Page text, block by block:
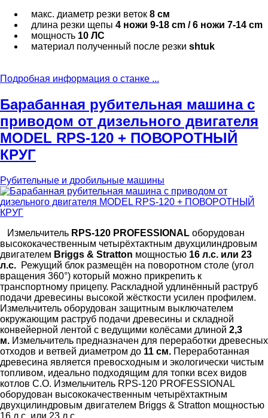
макс. диаметр резки веток 8 см
длина резки щепы 4 ножи 9-18 cm / 6 ножи 7-14 cm
мощность 10 ЛС
материал полученный после резки shtuk
Подробная информация о станке ...
Барабанная рубительная машина с
приводом от дизельного двигателя
MODEL RPS-120 + ПОВОРОТНЫЙ
КРУГ
Рубительные и дробильные машины
Измельчитель RPS-120 PROFESSIONAL оборудован
высококачественным четырёхтактным двухцилиндровым
двигателем Briggs & Stratton мощностью 16 л.с. или 23
л.с. Режущий блок размещён на поворотном столе (угол
вращения 360°) который можно прикрепить к
транспортному прицепу. Раскладной удлинённый раструб
подачи древесины высокой жёсткости усилен профилем.
Измельчитель оборудован защитным выключателем
окружающим раструб подачи древесины и складной
конвейерной лентой с ведущими колёсами длиной 2,3
м. Измельчитель предназначен для переработки древесных
отходов и ветвей диаметром до 11 см. Переработанная
древесина является превосходным и экологически чистым
топливом, идеально подходящим для топки всех видов
котлов С.О. Измельчитель RPS-120 PROFESSIONAL
оборудован высококачественным четырёхтактным
двухцилиндровым двигателем Briggs & Stratton мощностью
16 л.с. или 23 л.с.